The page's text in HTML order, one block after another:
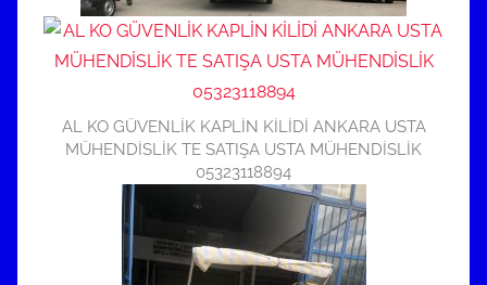
AL KO GÜVENLİK KAPLİN KİLİDİ ANKARA USTA
MÜHENDİSLİK TE SATIŞA USTA MÜHENDİSLİK
05323118894